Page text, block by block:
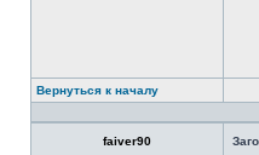
Вернуться к началу
faiver90